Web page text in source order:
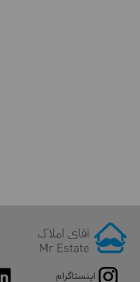
اینستاگرام